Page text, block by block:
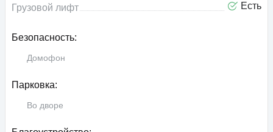
Грузовой лифт Есть
Безопасность:
Домофон
Парковка:
Во дворе